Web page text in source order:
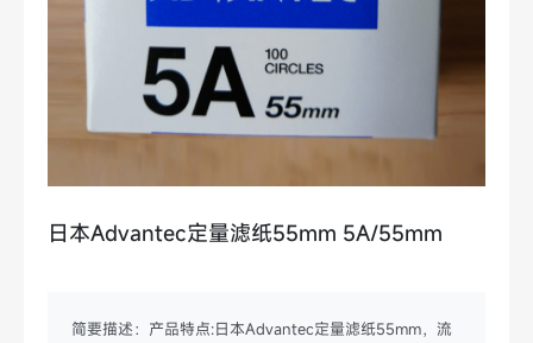
日本Advantec定量滤纸55mm 5A/55mm
简要描述：产品特点:日本Advantec定量滤纸55mm，流